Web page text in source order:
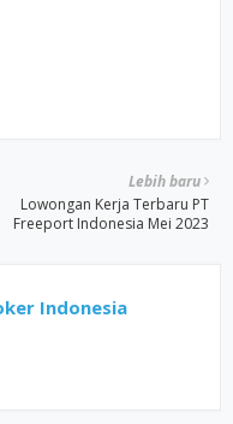
Lebih baru
Lowongan Kerja Terbaru PT
Freeport Indonesia Mei 2023
Indonesia